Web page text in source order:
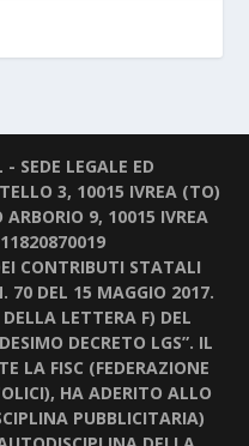
- SEDE LEGALE ED
3, 10015 IVREA (TO)
9, 10015 IVREA
CONTRIBUTI STATALI
70 DEL 15 MAGGIO 2017.
LETTERA F) DEL
DECRETO LGS”. IL
LA FISC (FEDERAZIONE
HA ADERITO ALLO
PUBBLICITARIA)